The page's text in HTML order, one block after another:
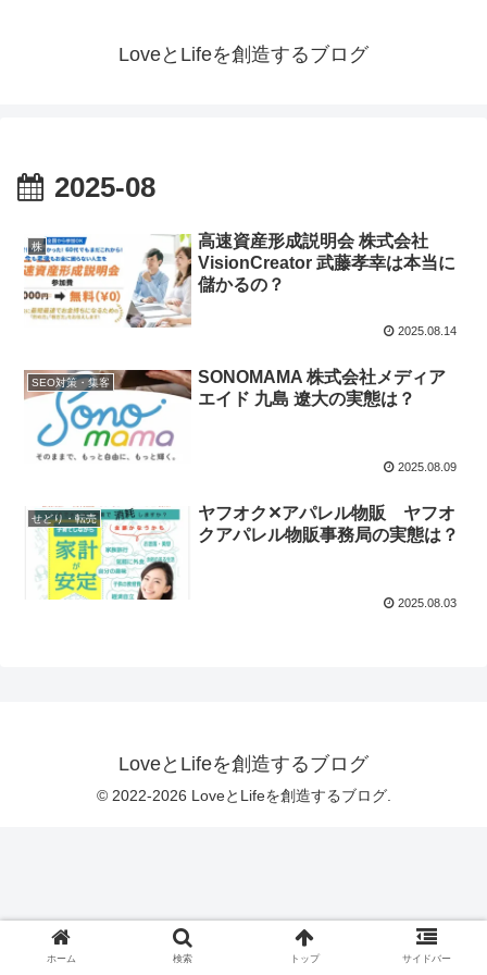
LoveとLifeを創造するブログ
2025-08
株
高速資産形成説明会 株式会社
VisionCreator 武藤孝幸は本当に
儲かるの？
2025.08.14
SEO対策・集客
SONOMAMA 株式会社メディア
エイド 九島 遼大の実態は？
2025.08.09
せどり・転売
ヤフオク✕アパレル物販 ヤフオ
クアパレル物販事務局の実態は？
2025.08.03
LoveとLifeを創造するブログ
© 2022-2026 LoveとLifeを創造するブログ.
ホーム 検索 トップ サイドバー